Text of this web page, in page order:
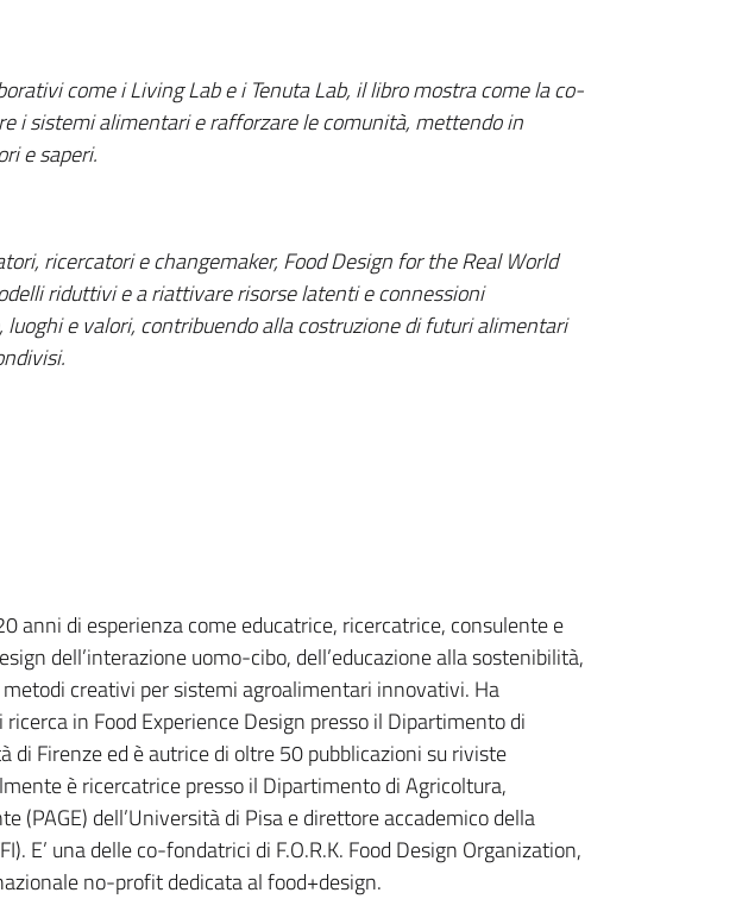
come i Living Lab e i Tenuta Lab, il libro mostra come la co-
i sistemi alimentari e rafforzare le comunità, mettendo in
e saperi.
ricercatori e changemaker, Food Design for the Real World
riduttivi e a riattivare risorse latenti e connessioni
e valori, contribuendo alla costruzione di futuri alimentari
anni di esperienza come educatrice, ricercatrice, consulente e
dell’interazione uomo-cibo, dell’educazione alla sostenibilità,
creativi per sistemi agroalimentari innovativi. Ha
in Food Experience Design presso il Dipartimento di
di Firenze ed è autrice di oltre 50 pubblicazioni su riviste
è ricercatrice presso il Dipartimento di Agricoltura,
(PAGE) dell’Università di Pisa e direttore accademico della
E’ una delle co-fondatrici di F.O.R.K. Food Design Organization,
no-profit dedicata al food+design.